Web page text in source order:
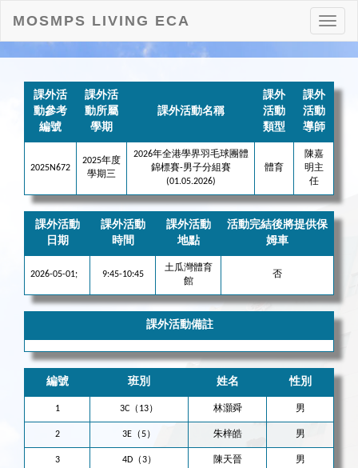
打
開
MOSMPS LIVING ECA
課外活
動參考
編號
課外活
動所屬
學期
課外活動名稱
課外
活動
類型
課外
活動
導師
2025N672
2025年度
學期三
2026年全港學界羽毛球團體
錦標賽-男子分組賽
(01.05.2026)
體育
陳嘉
明主
任
課外活動
日期
課外活動
時間
課外活動
地點
活動完結後將提供保
姆車
2026-05-01; 9:45-10:45
土瓜灣體育
館
否
課外活動備註
編號 班別 姓名 性別
1 3C（13） 林灝舜 男
2 3E（5） 朱梓皓 男
3 4D（3） 陳天晉 男